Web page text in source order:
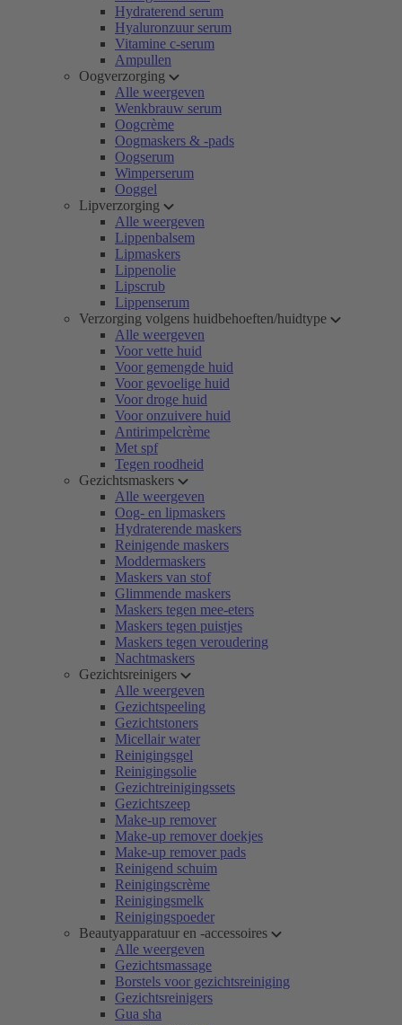
Hydraterend serum
Hyaluronzuur serum
Vitamine c-serum
Ampullen
Oogverzorging
Alle weergeven
Wenkbrauw serum
Oogcrème
Oogmaskers & -pads
Oogserum
Wimperserum
Ooggel
Lipverzorging
Alle weergeven
Lippenbalsem
Lipmaskers
Lippenolie
Lipscrub
Lippenserum
Verzorging volgens huidbehoeften/huidtype
Alle weergeven
Voor vette huid
Voor gemengde huid
Voor gevoelige huid
Voor droge huid
Voor onzuivere huid
Antirimpelcrème
Met spf
Tegen roodheid
Gezichtsmaskers
Alle weergeven
Oog- en lipmaskers
Hydraterende maskers
Reinigende maskers
Moddermaskers
Maskers van stof
Glimmende maskers
Maskers tegen mee-eters
Maskers tegen puistjes
Maskers tegen veroudering
Nachtmaskers
Gezichtsreinigers
Alle weergeven
Gezichtspeeling
Gezichtstoners
Micellair water
Reinigingsgel
Reinigingsolie
Gezichtreinigingssets
Gezichtszeep
Make-up remover
Make-up remover doekjes
Make-up remover pads
Reinigend schuim
Reinigingscrème
Reinigingsmelk
Reinigingspoeder
Beautyapparatuur en -accessoires
Alle weergeven
Gezichtsmassage
Borstels voor gezichtsreiniging
Gezichtsreinigers
Gua sha